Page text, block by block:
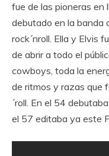
fue de las pioneras en
debutado en la banda
rock´nroll. Ella y Elvis
de abrir a todo el
cowboys, toda la
de ritmos y razas que
´roll. En el 54
el 57 editaba ya este